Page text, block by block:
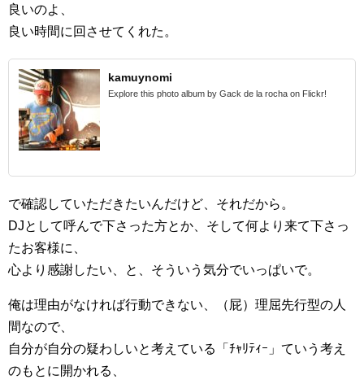
良いのよ、
良い時間に回させてくれた。
kamuynomi
Explore this photo album by Gack de la rocha on Flickr!
で確認していただきたいんだけど、それだから。
DJとして呼んで下さった方とか、そして何より来て下さっ
たお客様に、
心より感謝したい、と、そういう気分でいっぱいで。
俺は理由がなければ行動できない、（屁）理屈先行型の人
間なので、
自分が自分の疑わしいと考えている「ﾁｬﾘﾃｨｰ」ていう考え
のもとに開かれる、